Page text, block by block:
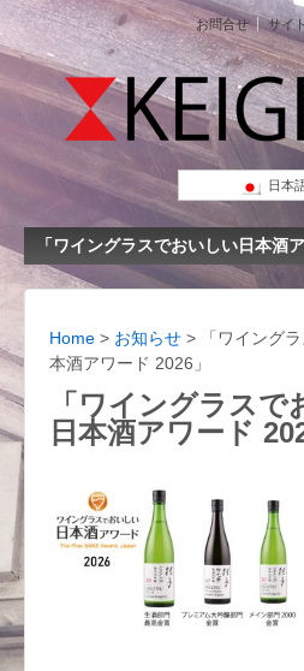
お問合せ サイ
日本
「ワイングラスでおいしい日本酒
Home > お知らせ >
「ワイング
本酒アワード 2026」
「ワイングラスで
日本酒アワード